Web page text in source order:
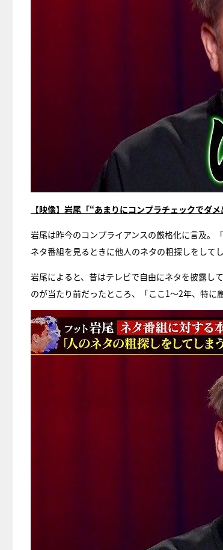
【映像】岩尾「“あまりにコンプラチェックでダ
岩尾は昨今のコンプライアンスの厳格化に言及。
ネタ番組を見るときに他人のネタの粗探しをして
岩尾によると、昔はテレビで自由にネタを披露し
のが当たり前だったところ、「ここ1～2年、特に